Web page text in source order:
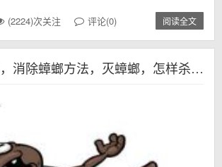
(2224)次关注 评论(0) 阅读全文
消灭蟑螂方法，消除蟑螂方法，灭蟑螂，怎样杀死蟑螂，怎样消灭小强，处理蟑螂，杀死小强，蟑螂消灭方法，硼酸灭蟑螂